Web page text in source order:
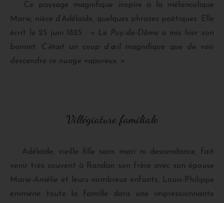
Ce paysage magnifique inspire à la mélancolique
Marie, nièce d’Adélaïde, quelques phrases poétiques. Elle
écrit le 25 juin 1825 : «
Le Puy-de-Dôme a mis hier son
bonnet. C’était un coup d’œil magnifique que de voir
descendre ce nuage vaporeux. »
Villégiature familiale
Adélaïde, vieille fille sans mari ni descendance, fait
venir très souvent à Randan son frère avec son épouse
Marie-Amélie et leurs nombreux enfants. Louis-Philippe
emmène toute la famille dans une impressionnante